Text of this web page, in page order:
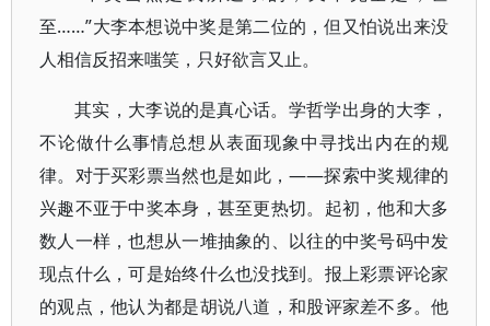
至……”大李本想说中奖是第二位的，但又怕说出来没
人相信反招来嗤笑，只好欲言又止。
其实，大李说的是真心话。学哲学出身的大李，
不论做什么事情总想从表面现象中寻找出内在的规
律。对于买彩票当然也是如此，——探索中奖规律的
兴趣不亚于中奖本身，甚至更热切。起初，他和大多
数人一样，也想从一堆抽象的、以往的中奖号码中发
现点什么，可是始终什么也没找到。报上彩票评论家
的观点，他认为都是胡说八道，和股评家差不多。他